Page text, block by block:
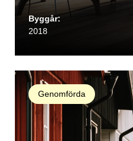
Byggår:
2018
Genomförda